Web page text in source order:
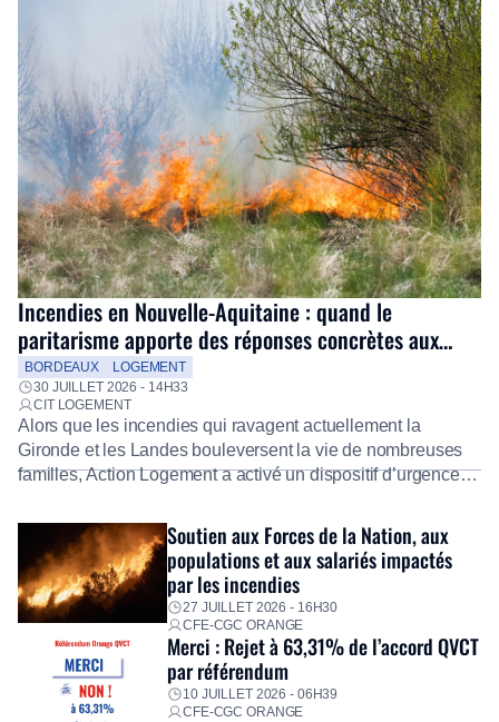
Incendies en Nouvelle-Aquitaine : quand le
paritarisme apporte des réponses concrètes aux
salariés
BORDEAUX
LOGEMENT
30 JUILLET 2026 - 14H33
CIT LOGEMENT
Alors que les incendies qui ravagent actuellement la
Gironde et les Landes bouleversent la vie de nombreuses
familles, Action Logement a activé un dispositif d’urgence
Fidèle à sa mission d’utilité sociale, le Groupe mobilise
immédiatement ses équipes afin de proposer un diagnostic
personnalisé, des aides financières pour faire face aux
premières dépenses, […]
Soutien aux Forces de la Nation, aux
populations et aux salariés impactés
par les incendies
27 JUILLET 2026 - 16H30
CFE-CGC ORANGE
Merci : Rejet à 63,31% de l’accord QVCT
par référendum
10 JUILLET 2026 - 06H39
CFE-CGC ORANGE